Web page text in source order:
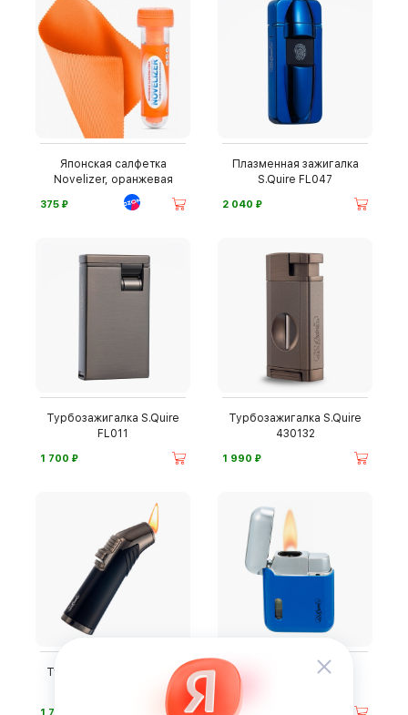
Японская салфетка
Novelizer, оранжевая
375 ⃏
Плазменная зажигалка
S.Quire FL047
2 040 ⃏
Турбозажигалка S.Quire
FL011
1 700 ⃏
Турбозажигалка S.Quire
430132
1 990 ⃏
Турбозажигалка S.Quire
1 710
Зажигалка S.QUIRE
1 110